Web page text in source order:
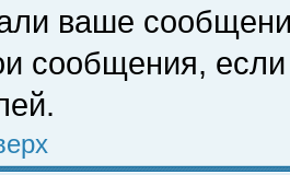
ваше
сообщения,